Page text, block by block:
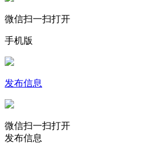
微信扫一扫打开
手机版
发布信息
微信扫一扫打开
发布信息